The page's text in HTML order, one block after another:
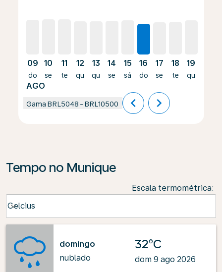
09
do
AGO
10
se
11
te
12
qu
13
qu
14
se
15
sá
16
do
17
se
18
te
19
qu
Gama BRL5048 - BRL10500 chevron_left chevron_right
Tempo no Munique
Escala termométrica:
Celcius
keyboard_arrow_down
domingo
nublado
32°C
dom 9 ago 2026